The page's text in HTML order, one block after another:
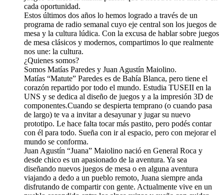
cada oportunidad.
Estos últimos dos años lo hemos logrado a través de un
programa de radio semanal cuyo eje central son los juegos de
mesa y la cultura lúdica. Con la excusa de hablar sobre juegos
de mesa clásicos y modernos, compartimos lo que realmente
nos une: la cultura.
¿Quienes somos?
Somos Matías Paredes y Juan Agustín Maiolino.
Matías “Matute” Paredes es de Bahía Blanca, pero tiene el
corazón repartido por todo el mundo. Estudia TUSEII en la
UNS y se dedica al diseño de juegos y a la impresión 3D de
componentes.Cuando se despierta temprano (o cuando pasa
de largo) te va a invitar a desayunar y jugar su nuevo
prototipo. Le hace falta tocar más pastito, pero podés contar
con él para todo. Sueña con ir al espacio, pero con mejorar el
mundo se conforma.
Juan Agustín “Juana” Maiolino nació en General Roca y
desde chico es un apasionado de la aventura. Ya sea
diseñando nuevos juegos de mesa o en alguna aventura
viajando a dedo a un pueblo remoto, Juana siempre anda
disfrutando de compartir con gente. Actualmente vive en un